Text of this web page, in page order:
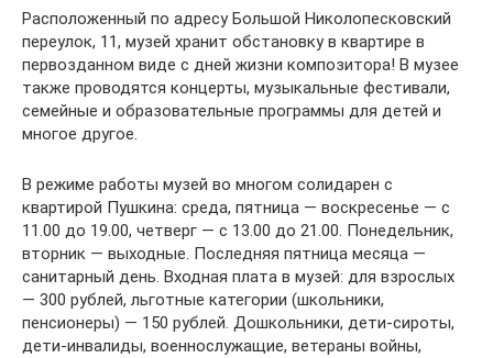
Расположенный по адресу Большой Николопесковский
переулок, 11, музей хранит обстановку в квартире в
первозданном виде с дней жизни композитора! В музее
также проводятся концерты, музыкальные фестивали,
семейные и образовательные программы для детей и
многое другое.
В режиме работы музей во многом солидарен с
квартирой Пушкина: среда, пятница — воскресенье — c
11.00 до 19.00, четверг — с 13.00 до 21.00. Понедельник,
вторник — выходные. Последняя пятница месяца —
санитарный день. Входная плата в музей: для взрослых
— 300 рублей, льготные категории (школьники,
пенсионеры) — 150 рублей. Дошкольники, дети-сироты,
дети-инвалиды, военнослужащие, ветераны войны,